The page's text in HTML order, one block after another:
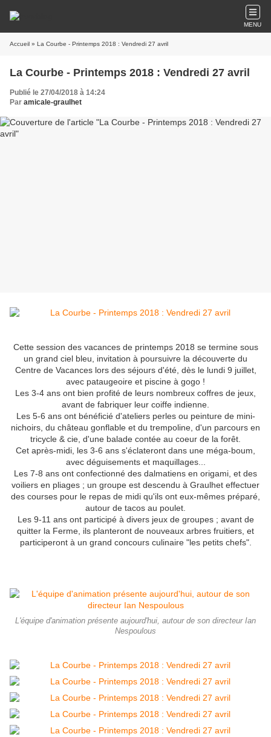
MENU
Accueil » La Courbe - Printemps 2018 : Vendredi 27 avril
La Courbe - Printemps 2018 : Vendredi 27 avril
Publié le 27/04/2018 à 14:24
Par amicale-graulhet
Cette session des vacances de printemps 2018 se termine sous
un grand ciel bleu, invitation à poursuivre la découverte du
Centre de Vacances lors des séjours d'été, dès le lundi 9 juillet,
avec pataugeoire et piscine à gogo !
Les 3-4 ans ont bien profité de leurs nombreux coffres de jeux,
avant de fabriquer leur coiffe indienne.
Les 5-6 ans ont bénéficié d'ateliers perles ou peinture de mini-
nichoirs, du château gonflable et du trempoline, d'un parcours en
tricycle & cie, d'une balade contée au coeur de la forêt.
Cet après-midi, les 3-6 ans s'éclateront dans une méga-boum,
avec déguisements et maquillages...
Les 7-8 ans ont confectionné des dalmatiens en origami, et des
voiliers en pliages ; un groupe est descendu à Graulhet effectuer
des courses pour le repas de midi qu'ils ont eux-mêmes préparé,
autour de tacos au poulet.
Les 9-11 ans ont participé à divers jeux de groupes ; avant de
quitter la Ferme, ils planteront de nouveaux arbres fruitiers, et
participeront à un grand concours culinaire "les petits chefs".
L'équipe d'animation présente aujourd'hui, autour de son directeur Ian
Nespoulous